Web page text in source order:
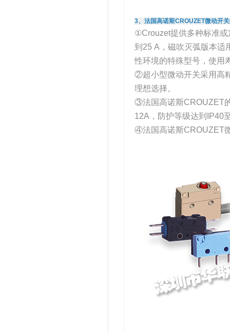
3、法国高诺斯CROUZET微动开
①Crouzet提供多种标准或
到25 A，磁吹灭弧版本适
性环境的特殊型号，使用
②超小型微动开关采用高
理想选择。
③法国高诺斯CROUZET
12A，防护等级达到IP40
④法国高诺斯CROUZET